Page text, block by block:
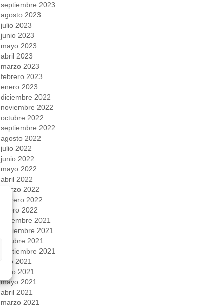
septiembre 2023
agosto 2023
julio 2023
junio 2023
mayo 2023
abril 2023
marzo 2023
febrero 2023
enero 2023
diciembre 2022
noviembre 2022
octubre 2022
septiembre 2022
agosto 2022
julio 2022
junio 2022
mayo 2022
abril 2022
marzo 2022
febrero 2022
enero 2022
diciembre 2021
noviembre 2021
octubre 2021
septiembre 2021
julio 2021
junio 2021
mayo 2021
abril 2021
marzo 2021